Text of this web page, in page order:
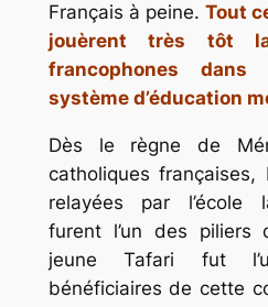
Français à peine. Tout
jouèrent très tôt
francophones
système d’éducation
Dès le règne de
catholiques
relayées par l’école
furent l’un des piliers
jeune Tafari fut
bénéficiaires de cette